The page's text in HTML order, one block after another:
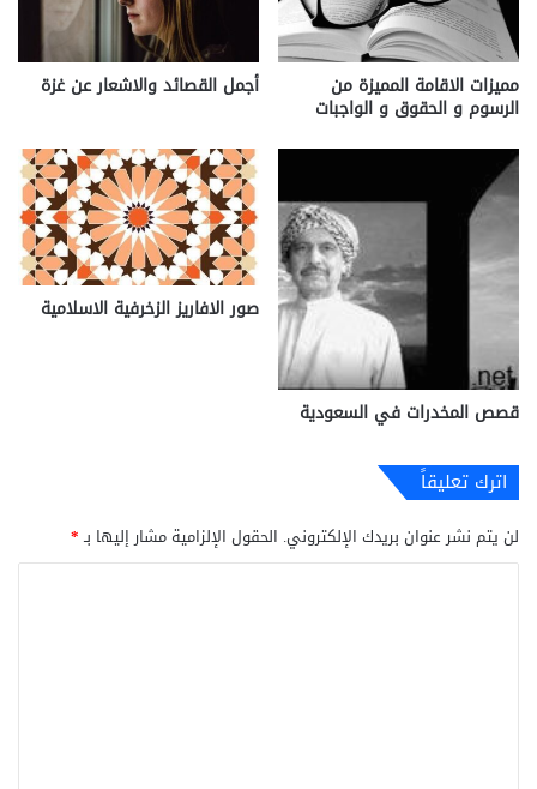
مميزات الاقامة المميزة من
الرسوم و الحقوق و الواجبات
أجمل القصائد والاشعار عن غزة
قصص المخدرات في السعودية
صور الافاريز الزخرفية الاسلامية
اترك تعليقاً
لن يتم نشر عنوان بريدك الإلكتروني. الحقول الإلزامية مشار إليها بـ*